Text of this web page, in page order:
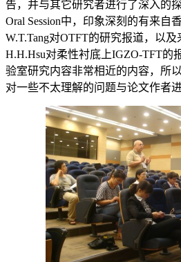
告，并与其它研究者进行了深入的
Oral Session中，印象深刻的有来自
W.T.Tang对OTFT的研究报道，以
H.H.Hsu对柔性衬底上IGZO-TFT的
验室研究内容非常相近的内容，所
对一些不太理解的问题与论文作者